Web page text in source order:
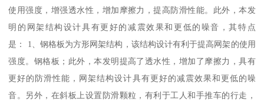
使用强度，增强透水性，增加摩擦力，提高防滑性能。此外，本发
明的网架结构设计具有更好的减震效果和更低的噪音，其特点
是： 1、钢格板为方形网架结构，该结构设计有利于提高网架的使用
强度。钢格板；此外，本发明提高了透水性，增加了摩擦力，具有
更好的防滑性能，网架结构设计具有更好的减震效果和更低的噪
音。另外，在斜板上设置防滑颗粒，有利于工人和手推车的行走，